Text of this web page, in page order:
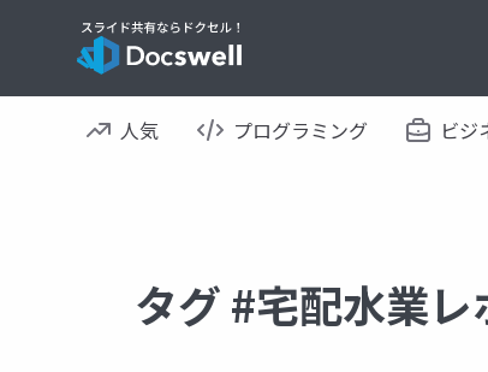
人気 プログラミング ビジ
タグ #宅配水業